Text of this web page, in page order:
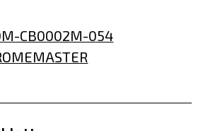
CB0002M-054